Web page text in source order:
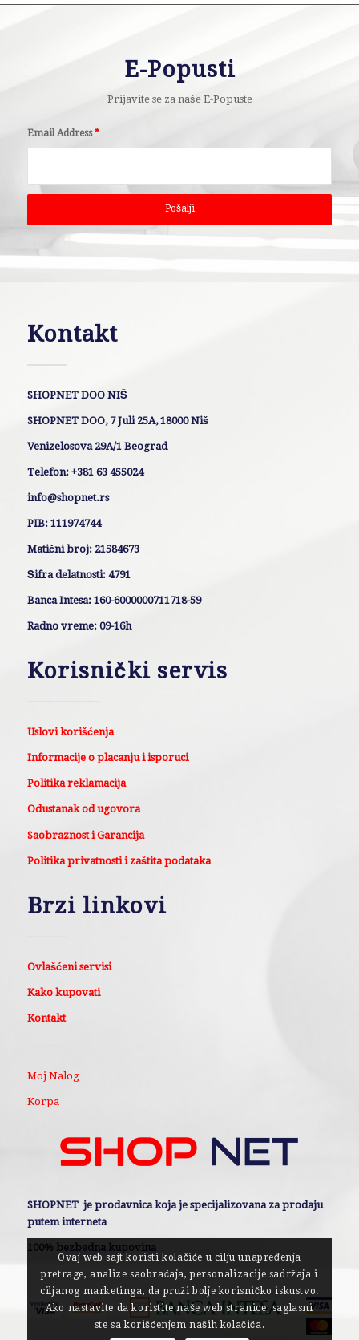
E-Popusti
Prijavite se za naše E-Popuste
Email Address*
Kontakt
SHOPNET DOO NIŠ
SHOPNET DOO, 7 Juli 25A, 18000 Niš
Venizelosova 29A/1 Beograd
Telefon: +381 63 455024
info@shopnet.rs
PIB: 111974744
Matični broj: 21584673
Šifra delatnosti: 4791
Banca Intesa: 160-6000000711718-59
Radno vreme: 09-16h
Korisnički servis
Uslovi korišćenja
Informacije o placanju i isporuci
Politika reklamacija
Odustanak od ugovora
Saobraznost i Garancija
Politika privatnosti i zaštita podataka
Brzi linkovi
Ovlašćeni servisi
Kako kupovati
Kontakt
Moj Nalog
Korpa
SHOPNET je prodavnica koja je specijalizovana za prodaju
putem interneta
100% bezbedna kupovina
Ovaj web sajt koristi kolačiće u cilju unapređenja
pretrage, analize saobraćaja, personalizacije sadržaja i
ciljanog marketinga, da pruži bolje korisničko iskustvo.
Ako nastavite da koristite naše web stranice, saglasni
ste sa korišćenjem naših kolačića.